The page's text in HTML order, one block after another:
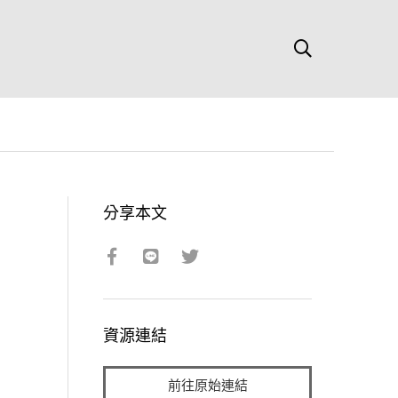
分享本文
資源連結
前往原始連結